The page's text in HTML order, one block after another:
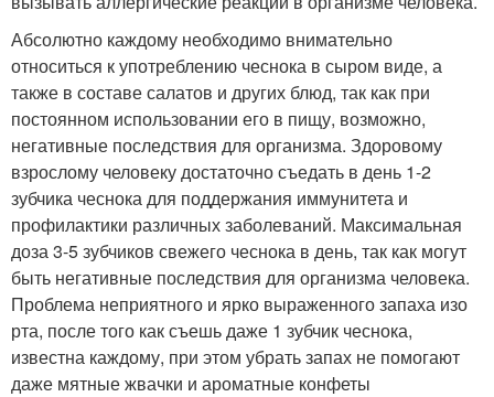
Абсолютно каждому необходимо внимательно
относиться к употреблению чеснока в сыром виде, а
также в составе салатов и других блюд, так как при
постоянном использовании его в пищу, возможно,
негативные последствия для организма. Здоровому
взрослому человеку достаточно съедать в день 1-2
зубчика чеснока для поддержания иммунитета и
профилактики различных заболеваний. Максимальная
доза 3-5 зубчиков свежего чеснока в день, так как могут
быть негативные последствия для организма человека.
Проблема неприятного и ярко выраженного запаха изо
рта, после того как съешь даже 1 зубчик чеснока,
известна каждому, при этом убрать запах не помогают
даже мятные жвачки и ароматные конфеты